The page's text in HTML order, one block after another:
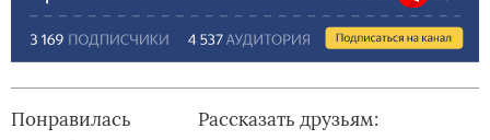
Понравилась
Рассказать друзьям: